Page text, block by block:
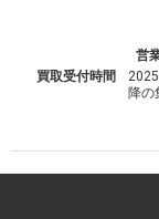
営
買取受付時間
降の